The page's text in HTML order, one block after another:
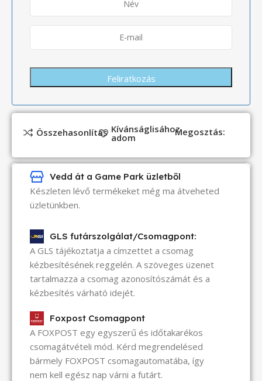
Összehasonlítás Kívánságlisához
adom Megosztás:
Vedd át a Game Park üzletből
Készleten lévő termékeket még ma átveheted
üzletünkben.
GLS futárszolgálat/Csomagpont:
A GLS tájékoztatja a címzettet a csomag
kézbesítésének reggelén. A szöveges üzenet
tartalmazza a csomag azonosítószámát és a
kézbesítés várható idejét.
Foxpost Csomagpont
A FOXPOST egy egyszerű és időtakarékos
csomagátvételi mód. Kérd megrendelésed
bármely FOXPOST csomagautomatába, így
nem kell egész nap várni a futárt.